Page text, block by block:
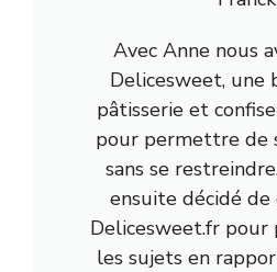
Avec Anne nous
Delicesweet, une
pâtisserie et
pour permettre de
sans se
ensuite décidé
Delicesweet.fr pour
les sujets en